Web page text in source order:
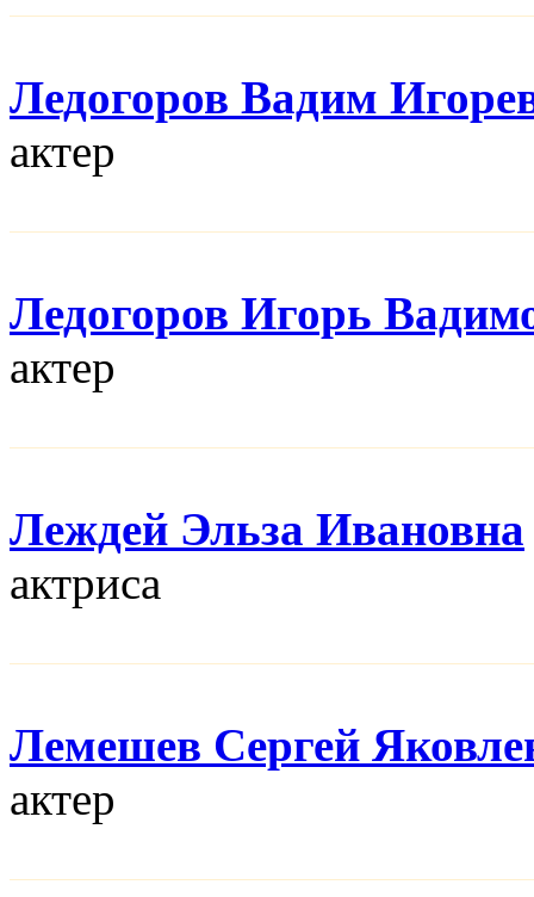
Ледогоров Вадим
актер
Ледогоров Игорь
актер
Леждей Эльза Ивановна
актриса
Лемешев Сергей
актер